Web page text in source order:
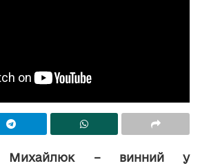
Михайлюк – винний у